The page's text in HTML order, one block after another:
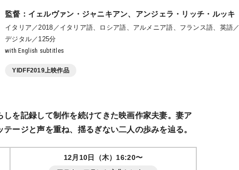
監督：イェルヴァン・ジャニキアン、アンジェラ・リッチ・ルッキ
イタリア／2018／イタリア語、ロシア語、アルメニア語、フランス語、英語／
デジタル／125分
with English subtitles
YIDFF2019上映作品
を記録して制作を続けてきた映画作家夫妻。妻ア
ージと声を重ね、揺るぎない二人の歩みを辿る。
12月10日（木）16:20〜